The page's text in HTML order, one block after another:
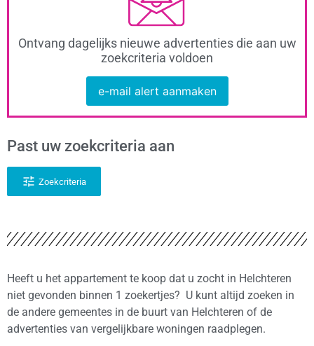
Ontvang dagelijks nieuwe advertenties die aan uw
zoekcriteria voldoen
e-mail alert aanmaken
Past uw zoekcriteria aan
Zoekcriteria
Heeft u het appartement te koop dat u zocht in Helchteren
niet gevonden binnen 1 zoekertjes? U kunt altijd zoeken in
de andere gemeentes in de buurt van Helchteren of de
advertenties van vergelijkbare woningen raadplegen.